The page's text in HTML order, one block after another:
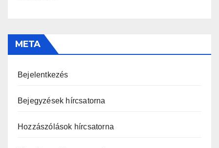
META
Bejelentkezés
Bejegyzések hírcsatorna
Hozzászólások hírcsatorna